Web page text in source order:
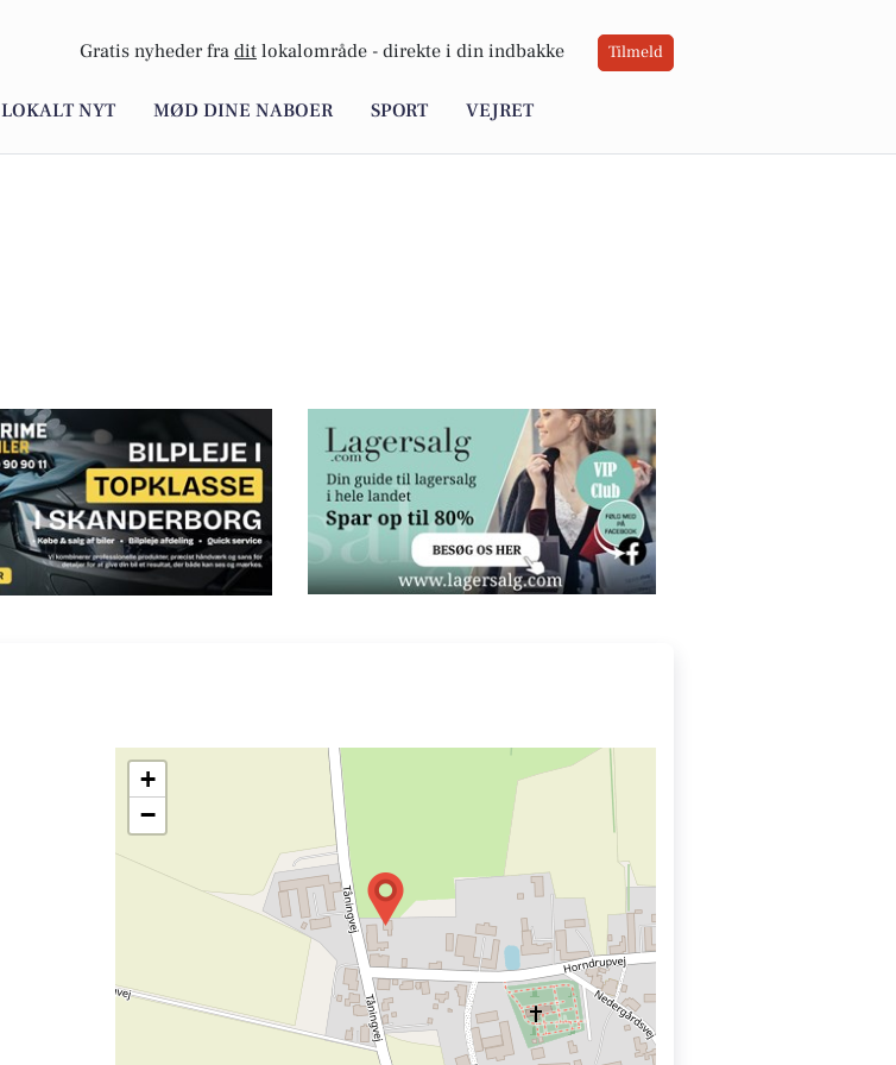
Gratis nyheder fra dit lokalområde - direkte i din indbakke Tilmeld
LOKALT NYT MØD DINE NABOER SPORT VEJRET
+
−